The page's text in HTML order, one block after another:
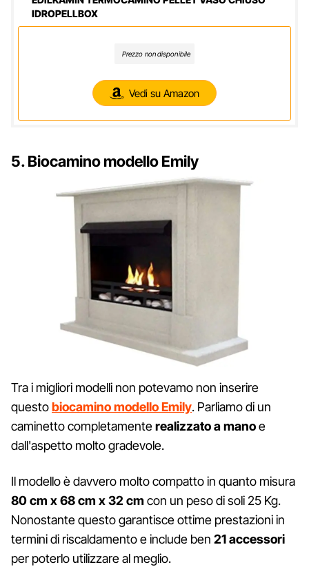
IDROPELLBOX
Prezzo non disponibile
Vedi su Amazon
5. Biocamino modello Emily
Tra i migliori modelli non potevamo non inserire
questobiocamino modello Emily. Parliamo di un
caminetto completamenterealizzato a manoe
dall'aspetto molto gradevole.
Il modello è davvero molto compatto in quanto misura
80 cm x 68 cm x 32 cm con un peso di soli 25 Kg.
Nonostante questo garantisce ottime prestazioni in
termini di riscaldamento e include ben 21 accessori
per poterlo utilizzare al meglio.